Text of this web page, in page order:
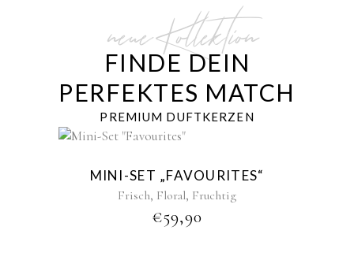
neue Kollektion
FINDE DEIN
PERFEKTES MATCH
PREMIUM DUFTKERZEN
MINI-SET „FAVOURITES“
Frisch, Floral, Fruchtig
€59,90